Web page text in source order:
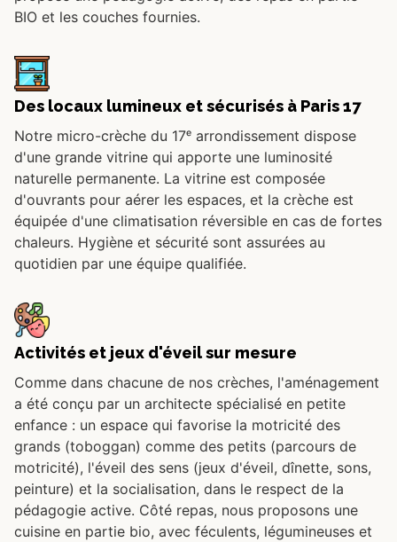
BIO et les couches fournies.
Des locaux lumineux et sécurisés à Paris 17
Notre micro-crèche du 17ᵉ arrondissement dispose
d'une grande vitrine qui apporte une luminosité
naturelle permanente. La vitrine est composée
d'ouvrants pour aérer les espaces, et la crèche est
équipée d'une climatisation réversible en cas de fortes
chaleurs. Hygiène et sécurité sont assurées au
quotidien par une équipe qualifiée.
Activités et jeux d'éveil sur mesure
Comme dans chacune de nos crèches, l'aménagement
a été conçu par un architecte spécialisé en petite
enfance : un espace qui favorise la motricité des
grands (toboggan) comme des petits (parcours de
motricité), l'éveil des sens (jeux d'éveil, dînette, sons,
peinture) et la socialisation, dans le respect de la
pédagogie active. Côté repas, nous proposons une
cuisine en partie bio, avec féculents, légumineuses et